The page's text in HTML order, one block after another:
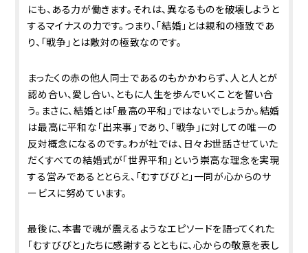
にも、ある力が働きます。それは、異なるものを破壊しようと
するマイナスの力です。つまり、「結婚」とは親和の極致であ
り、「戦争」とは敵対の極致なのです。
まったくの赤の他人同士であるのもかかわらず、人と人とが
認め合い、愛し合い、ともに人生を歩んでいくことを誓い合
う。まさに、結婚とは「最高の平和」ではないでしょうか。結婚
は最高に平和な「出来事」であり、「戦争」に対しての唯一の
反対概念になるのです。わが社では、日々お世話させていた
だくすべての結婚式が「世界平和」という崇高な理念を実現
する営みであるととらえ、「むすびびと」一同が心からのサ
ービスに努めています。
最後に、本書で魂が震えるようなエピソードを語ってくれた
「むすびびと」たちに感謝するとともに、心からの敬意を表し